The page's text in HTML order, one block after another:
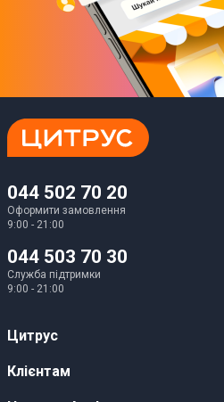
044 502 70 20
Оформити замовлення
9:00 - 21:00
044 503 70 30
Служба підтримки
9:00 - 21:00
Цитрус
Кар’єра
Клієнтам